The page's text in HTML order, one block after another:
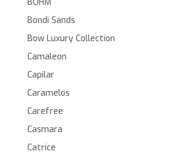
Bondi Sands
Bow Luxury Collection
Camaleon
Capilar
Caramelos
Carefree
Casmara
Catrice